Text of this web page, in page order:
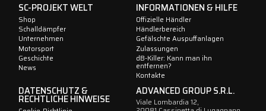
SC-PROJEKT WELT
Shop
Schalldämpfer
Unternehmen
Motorsport
Geschichte
News
INFORMATIONEN & HILFE
Offizielle Händler
Händlerbereich
Gefälschte Auspuffanlagen
Zulassungen
dB-Killer: Kann man ihn
entfernen?
Kontakte
DATENSCHUTZ &
RECHTLICHE HINWEISE
ADVANCED GROUP S.R.L.
Viale Lombardia 12,